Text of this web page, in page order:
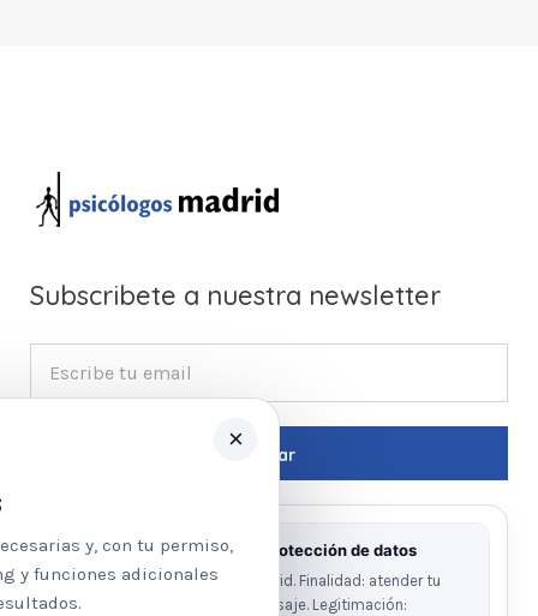
Subscribete a nuestra newsletter
Información básica sobre protección de datos
Responsable: Psicologos Madrid. Finalidad: atender tu
solicitud y responder a tu mensaje. Legitimación:
×
y, con tu permiso,
y funciones adicionales